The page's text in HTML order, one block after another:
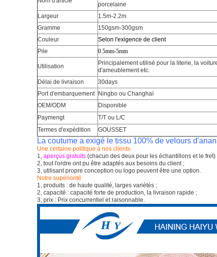
porcelaine
Largeur
1.5m-2.2m
Gramme
150gsm-300gsm
Couleur
Selon l'exigence de client
Pile
0.5mm-5mm
Utilisation
Principalement utilisé pour la literie, la
d'ameublement etc.
Délai de livraison
30days
Port d'embarquement
Ningbo ou Changhaï
OEM/ODM
Disponible
Paymengt
T/T ou L/C
Termes d'expédition
GOUSSET
La coutume a exigé le tissu 100% de velours
Une certaine politique à nos clients
1, aperçus gratuits (chacun des deux pour les échantillons et le fret)
2, tout l'ordre ont pu être adaptés aux besoins du client ;
3, utilisant propre conception ou logo peuvent être une option.
Notre supériorité
1, produits : de haute qualité, larges variétés ;
2, capacité : capacité forte de production, la livraison rapide ;
3, prix : Prix concurrentiel et raisonnable.